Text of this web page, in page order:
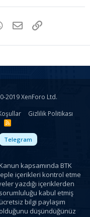
WhatsApp
E-postaLink
2019 XenForo Ltd.
Gizlilik Politikası
R
S
S
Telegram
kapsamında BTK
içerikleri kontrol etme
yazdığı içeriklerden
kabul etmiş
bilgi paylaşım
düşündüğünüz